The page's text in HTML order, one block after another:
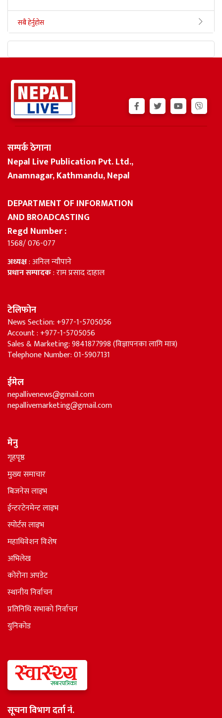
सबै हेर्नुहोस
सम्पर्क ठेगाना
Nepal Live Publication Pvt. Ltd.,
Anamnagar, Kathmandu, Nepal
DEPARTMENT OF INFORMATION
AND BROADCASTING
Regd Number :
1568/ 076-077
अध्यक्ष: अनिल न्यौपाने
प्रधान सम्पादक: राम प्रसाद दाहाल
टेलिफोन
News Section: +977-1-5705056
Account : +977-1-5705056
Sales & Marketing: 9841877998 (विज्ञापनका लागि मात्र)
Telephone Number: 01-5907131
ईमेल
nepallivenews@gmail.com
nepallivemarketing@gmail.com
मेनु
गृहपृष्ठ
मुख्य समाचार
बिजनेस लाइभ
ईन्टरटेनमेन्ट लाइभ
स्पोर्टस लाइभ
महाधिवेशन विशेष
अभिलेख
कोरोना अपडेट
स्थानीय निर्वाचन
प्रतिनिधि सभाकाे निर्वाचन
युनिकोड
सूचना विभाग दर्ता नं.